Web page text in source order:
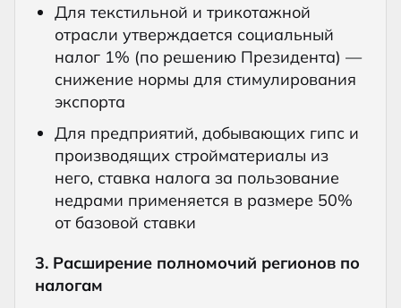
Для текстильной и трикотажной
отрасли утверждается социальный
налог 1% (по решению Президента) —
снижение нормы для стимулирования
экспорта
Для предприятий, добывающих гипс и
производящих стройматериалы из
него, ставка налога за пользование
недрами применяется в размере 50%
от базовой ставки
3. Расширение полномочий регионов по
налогам